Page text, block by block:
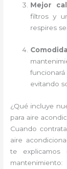
Mejor
filtros y
respires
evitando
¿Qué incluye
para aire
Cuando
aire
te
mantenimiento: